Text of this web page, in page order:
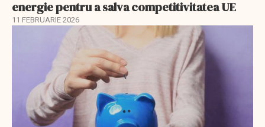
energie pentru a salva competitivitatea UE
11 FEBRUARIE 2026